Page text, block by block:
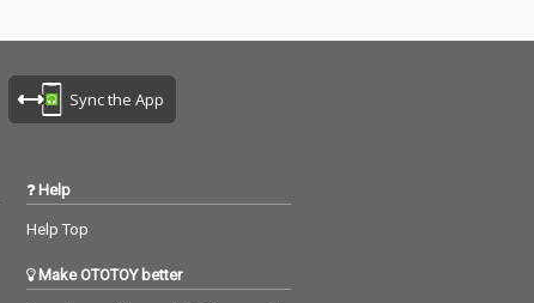
Sync the App
Help
Help Top
Make OTOTOY better